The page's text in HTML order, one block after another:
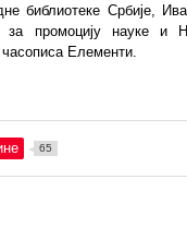
библиотеке Србије,
промоцију науке и
Елементи.
65